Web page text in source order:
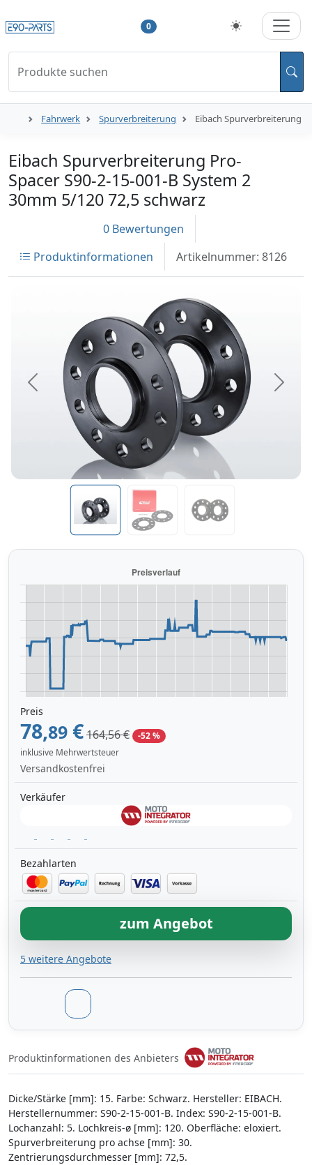
0
Produkte suchen
Fahrwerk Spurverbreiterung Eibach Spurverbreiterung
Eibach Spurverbreiterung Pro-
Spacer S90-2-15-001-B System 2
30mm 5/120 72,5 schwarz
0 Bewertungen
Produktinformationen
Artikelnummer: 8126
Previous Next
Preis
78,89 €164,56 €
-52 %
inklusive Mehrwertsteuer
Versandkostenfrei
Verkäufer
Bezahlarten
zum Angebot
5 weitere Angebote
Produktinformationen des Anbieters
Dicke/Stärke [mm]: 15. Farbe: Schwarz. Hersteller: EIBACH.
Herstellernummer: S90-2-15-001-B. Index: S90-2-15-001-B.
Lochanzahl: 5. Lochkreis-ø [mm]: 120. Oberfläche: eloxiert.
Spurverbreiterung pro achse [mm]: 30.
Zentrierungsdurchmesser [mm]: 72,5.